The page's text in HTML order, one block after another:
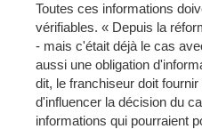
Toutes ces informations
vérifiables. « Depuis la
- mais c'était déjà le cas
aussi une obligation
dit, le franchiseur doit
d'influencer la décision du
informations qui pourraient